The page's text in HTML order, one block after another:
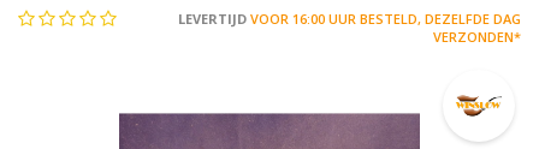
LEVERTIJD VOOR 16:00 UUR BESTELD, DEZELFDE DAG
VERZONDEN*